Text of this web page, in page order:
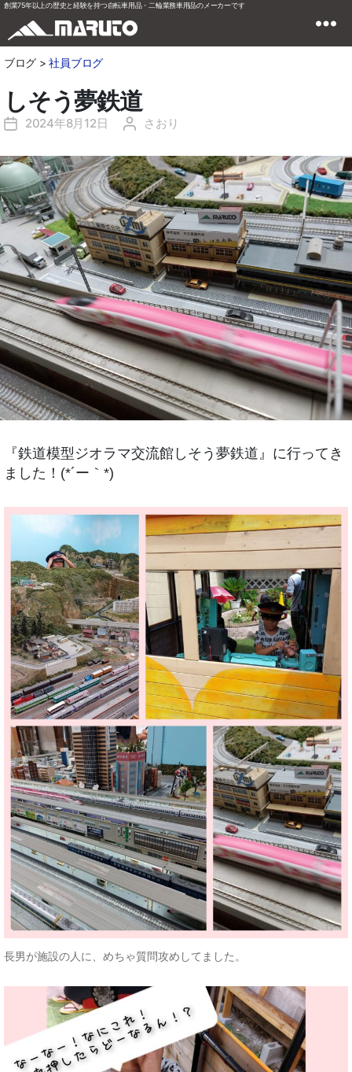
創業75年以上の歴史と経験を持つ自転車用品・二輪業務車用品のメーカーです
ブログ >社員ブログ
しそう夢鉄道
投
日
2024年8月12日
投
者
さおり
『鉄道模型ジオラマ交流館しそう夢鉄道』に行ってき
ました！(*´ー｀*)
長男が施設の人に、めちゃ質問攻めしてました。